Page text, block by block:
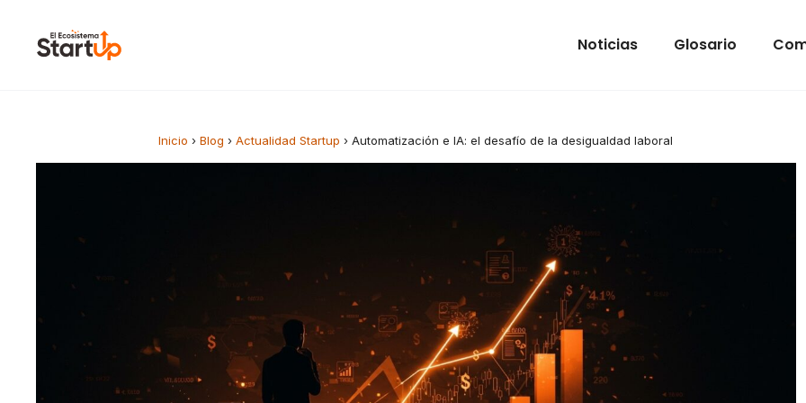
Noticias Glosario
Inicio › Blog › Actualidad Startup › Automatización e IA: el desafío de la desigualdad laboral